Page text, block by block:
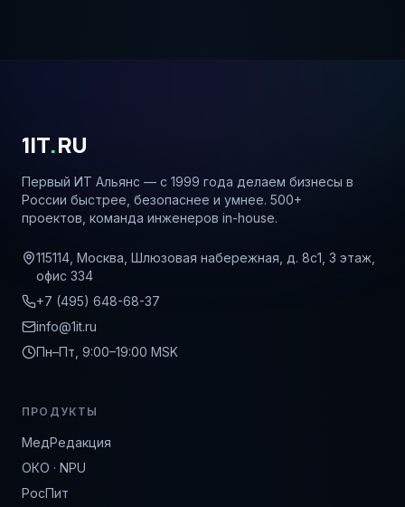
1IT.RU
Первый ИТ Альянс — с 1999 года делаем бизнесы в
России быстрее, безопаснее и умнее. 500+
проектов, команда инженеров in-house.
115114, Москва, Шлюзовая набережная, д. 8с1, 3 этаж,
офис 334
+7 (495) 648-68-37
info@1it.ru
Пн–Пт, 9:00–19:00 MSK
ПРОДУКТЫ
МедРедакция
ОКО · NPU
РосПит